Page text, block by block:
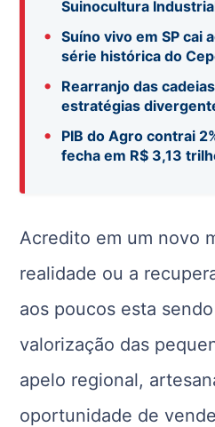
Suinocultura
•
Suíno vivo em SP cai
série histórica do
•
Rearranjo das
estratégias
•
PIB do Agro contrai
fecha em R$ 3,13
Acredito em um novo
realidade ou a
aos poucos esta
valorização das
apelo regional,
oportunidade de